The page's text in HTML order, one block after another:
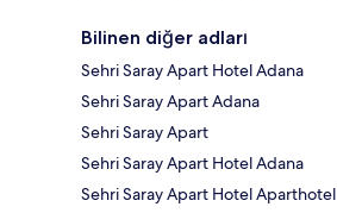
Bilinen diğer adları
Sehri Saray Apart Hotel Adana
Sehri Saray Apart Adana
Sehri Saray Apart
Sehri Saray Apart Hotel Adana
Sehri Saray Apart Hotel Aparthotel